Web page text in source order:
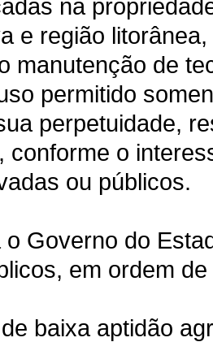
na
e região
manutenção de
permitido
perpetuidade,
conforme o
ou públicos.
o Governo do
em ordem
baixa aptidão